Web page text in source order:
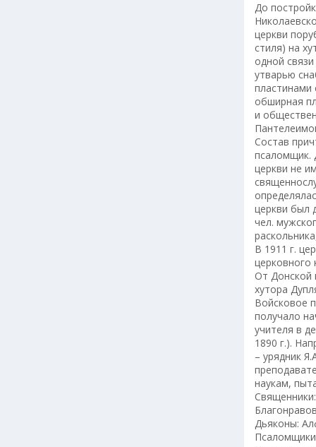
До
церкви
стиля) на
одной
утварью
пластинами
обширная
и
Состав
псаломщик.
церкви не
церкви был
чел.
В 1911 г.
церковного
От Донской
хутора
Войсковое
получало
учителя в
1890 г.).
– урядник
наукам,
Дьяконы: